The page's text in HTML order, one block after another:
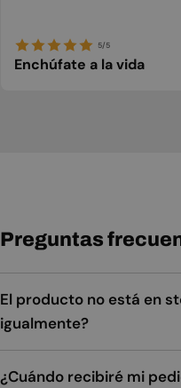
5/5
Enchúfate a la vida
Preguntas
El producto no está en
igualmente?
¿Cuándo recibiré mi